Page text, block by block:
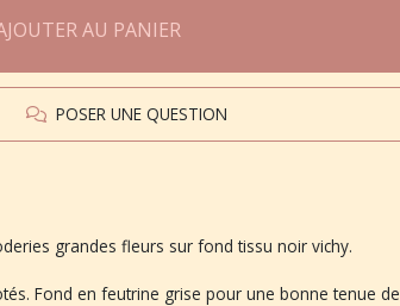
AU PANIER
POSER UNE QUESTION
grandes fleurs sur fond tissu noir vichy.
Fond en feutrine grise pour une bonne tenue